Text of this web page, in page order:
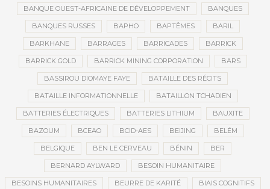
BANQUE OUEST-AFRICAINE DE DÉVELOPPEMENT BANQUES
BANQUES RUSSES BAPHO BAPTÊMES BARIL
BARKHANE BARRAGES BARRICADES BARRICK
BARRICK GOLD BARRICK MINING CORPORATION BARS
BASSIROU DIOMAYE FAYE BATAILLE DES RÉCITS
BATAILLE INFORMATIONNELLE BATAILLON TCHADIEN
BATTERIES ÉLECTRIQUES BATTERIES LITHIUM BAUXITE
BAZOUM BCEAO BCID-AES BEIJING BELÉM
BELGIQUE BEN LE CERVEAU BÉNIN BER
BERNARD AYLWARD BESOIN HUMANITAIRE
BESOINS HUMANITAIRES BEURRE DE KARITÉ BIAIS COGNITIFS